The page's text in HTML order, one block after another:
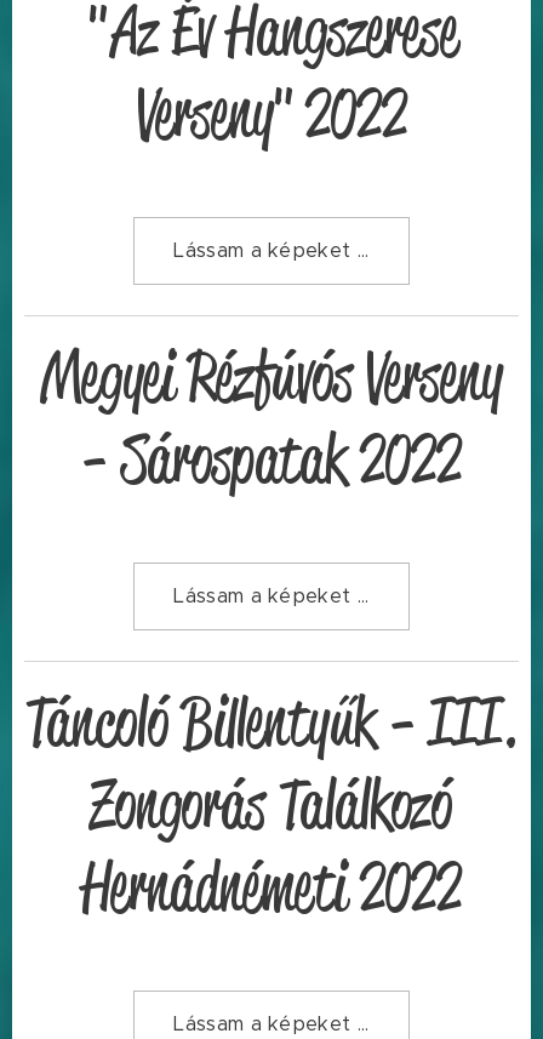
"Az Év Hangszerese
Verseny" 2022
Lássam a képeket ...
Megyei Rézfúvós Verseny
- Sárospatak 2022
Lássam a képeket ...
Táncoló Billentyűk - III.
Zongorás Találkozó
Hernádnémeti 2022
Lássam a képeket ...